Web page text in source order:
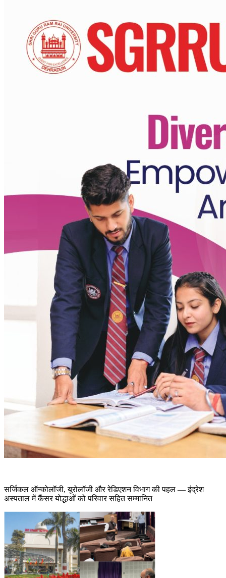
सर्जिकल ऑन्कोलॉजी, यूरोलॉजी और रेडिएशन विभाग की पहल — इंद्रेश
अस्पताल में कैंसर योद्धाओं को परिवार सहित सम्मानित